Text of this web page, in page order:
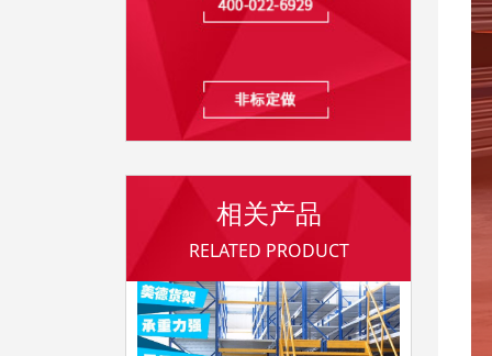
相关产品
RELATED PRODUCT